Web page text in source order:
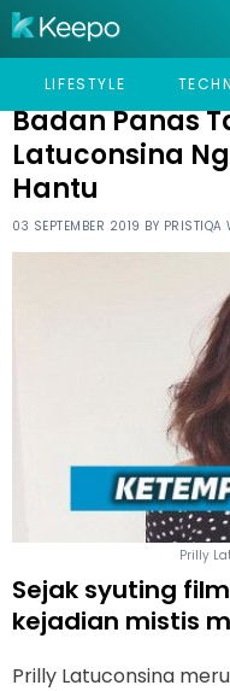
LIFESTYLE
HOME CELEB
BADAN PANAS
Badan Panas
Latuconsina
Hantu
03 SEPTEMBER 2019 BY PRISTIQA
Prilly
Sejak syuting
kejadian mistis
Prilly Latuconsina